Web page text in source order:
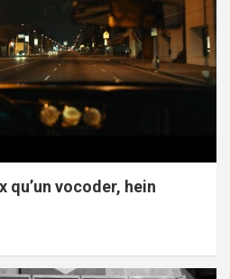
qu’un vocoder, hein